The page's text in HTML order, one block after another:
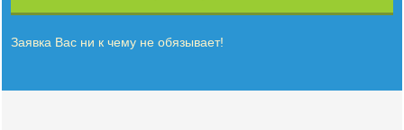
Заявка Вас ни к чему не обязывает!